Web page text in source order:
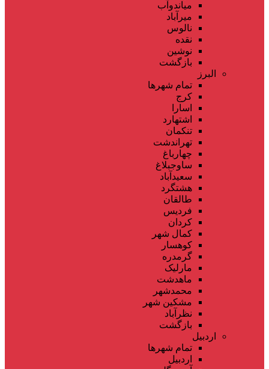
میاندوآب
میرآباد
نالوس
نقده
نوشین
بازگشت
البرز
تمام شهر‌ها
کرج
اسارا
اشتهارد
تنکمان
تهراندشت
چهارباغ
ساوجبلاغ
سعیدآباد
هشتگرد
طالقان
فردیس
کردان
کمال شهر
کوهسار
گرمدره
مارلیک
ماهدشت
محمدشهر
مشکین شهر
نظرآباد
بازگشت
اردبیل
تمام شهر‌ها
اردبیل